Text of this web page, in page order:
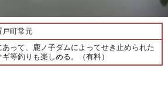
戸町常元
って、鹿ノ子ダムによってせき止められた
等釣りも楽しめる。（有料）